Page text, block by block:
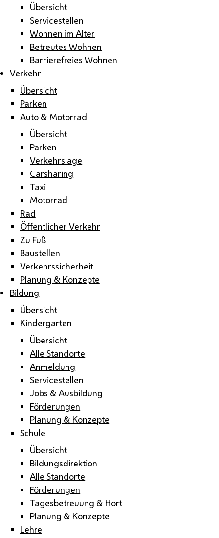
Übersicht
Servicestellen
Wohnen im Alter
Betreutes Wohnen
Barrierefreies Wohnen
Verkehr
Übersicht
Parken
Auto & Motorrad
Übersicht
Parken
Verkehrslage
Carsharing
Taxi
Motorrad
Rad
Öffentlicher Verkehr
Zu Fuß
Baustellen
Verkehrssicherheit
Planung & Konzepte
Bildung
Übersicht
Kindergarten
Übersicht
Alle Standorte
Anmeldung
Servicestellen
Jobs & Ausbildung
Förderungen
Planung & Konzepte
Schule
Übersicht
Bildungsdirektion
Alle Standorte
Förderungen
Tagesbetreuung & Hort
Planung & Konzepte
Lehre